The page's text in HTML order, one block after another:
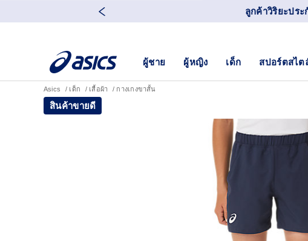
ลูกค้าวิริยะปร
ผู้ชาย ผู้หญิง เด็ก สปอร์ตสไต
Asics เด็ก เสื้อผ้า กางเกงขาสั้น
สินค้าขายดี